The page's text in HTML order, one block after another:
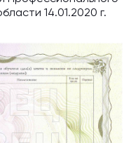
14.01.2020 г.